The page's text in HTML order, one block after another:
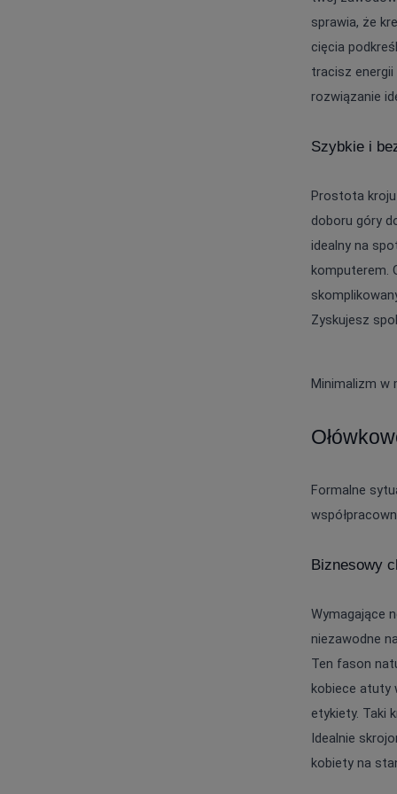
sprawia, że
cięcia
tracisz energii
rozwiązanie
Szybkie i
Prostota kroju
doboru góry
idealny na
komputerem.
Zyskujesz
Minimalizm w
Formalne
Biznesowy
Wymagające
niezawodne
Ten fason
kobiece atuty
etykiety. Taki
Idealnie
kobiety na